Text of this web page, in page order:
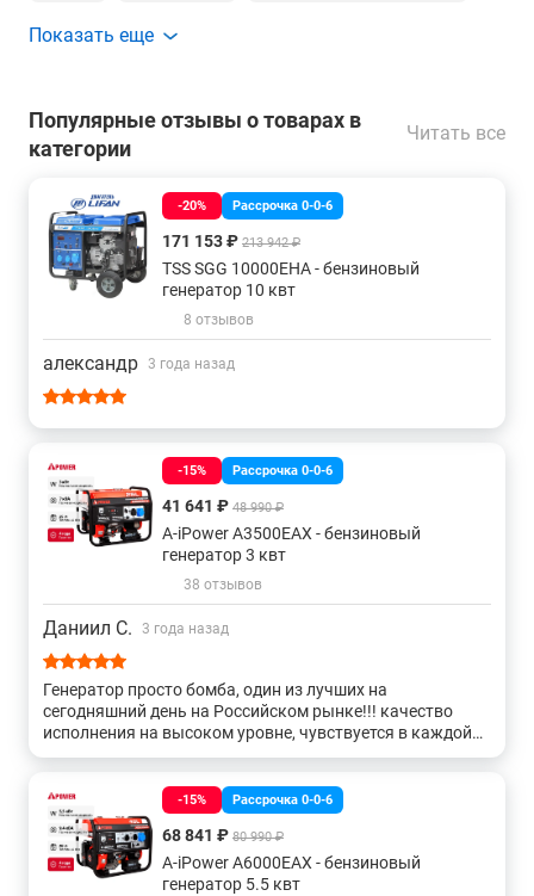
С электростартером 100 квт
Показать еще
Популярные отзывы о товарах в
категории
Читать все
-20% Рассрочка 0-0-6
171 153 ₽ 213 942 ₽
TSS SGG 10000EHA - бензиновый
генератор 10 квт
8 отзывов
александр 3 года назад
-15% Рассрочка 0-0-6
41 641 ₽ 48 990 ₽
A-iPower A3500EAX - бензиновый
генератор 3 квт
38 отзывов
Даниил С. 3 года назад
Генератор просто бомба, один из лучших на
сегодняшний день на Российском рынке!!! качество
исполнения на высоком уровне, чувствуется в каждой
детали. Бак на 40 литров -это одно из его
супер!
-15% Рассрочка 0-0-6
68 841 ₽ 80 990 ₽
A-iPower A6000EAX - бензиновый
генератор 5.5 квт